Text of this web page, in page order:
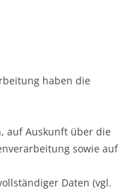
haben die
auf Auskunft über die
sowie auf
Daten (vgl.